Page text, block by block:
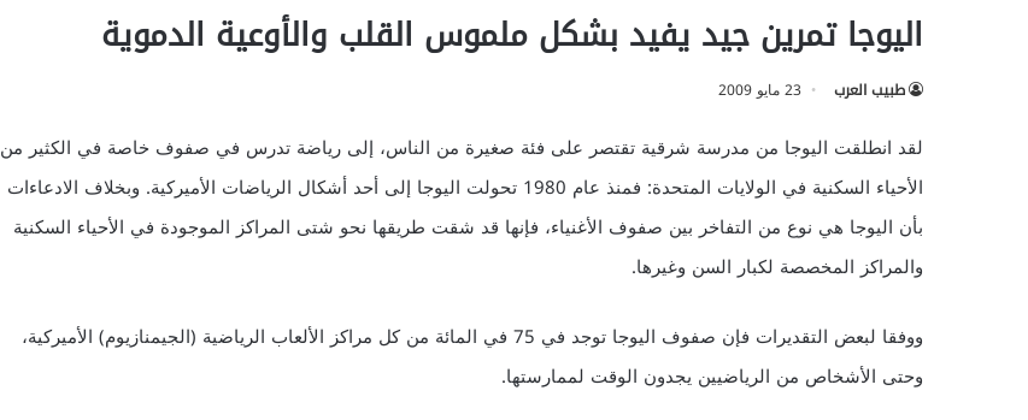
اليوجا تمرين جيد يفيد بشكل ملموس القلب والأوعية الدموية
طبيب العرب 23 مايو 2009
لقد انطلقت اليوجا من مدرسة شرقية تقتصر على فئة صغيرة من الناس، إلى رياضة تدرس في صفوف خاصة في الكثير من
الأحياء السكنية في الولايات المتحدة: فمنذ عام 1980 تحولت اليوجا إلى أحد أشكال الرياضات الأميركية. وبخلاف الادعاءات
بأن اليوجا هي نوع من التفاخر بين صفوف الأغنياء، فإنها قد شقت طريقها نحو شتى المراكز الموجودة في الأحياء السكنية
والمراكز المخصصة لكبار السن وغيرها.
ووفقا لبعض التقديرات فإن صفوف اليوجا توجد في 75 في المائة من كل مراكز الألعاب الرياضية (الجيمنازيوم) الأميركية،
وحتى الأشخاص من الرياضيين يجدون الوقت لممارستها.